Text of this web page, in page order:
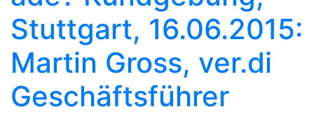
Stuttgart, 16.06.2015:
Martin Gross, ver.di
Geschäftsführer